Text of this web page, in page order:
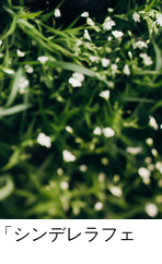
シンデレラフェ